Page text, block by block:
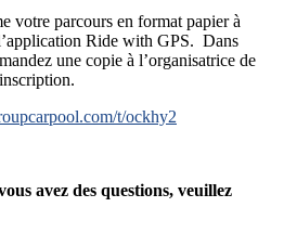
votre parcours en format papier à
Ride with GPS. Dans
une copie à l’organisatrice de
t/ockhy2
avez des questions, veuillez